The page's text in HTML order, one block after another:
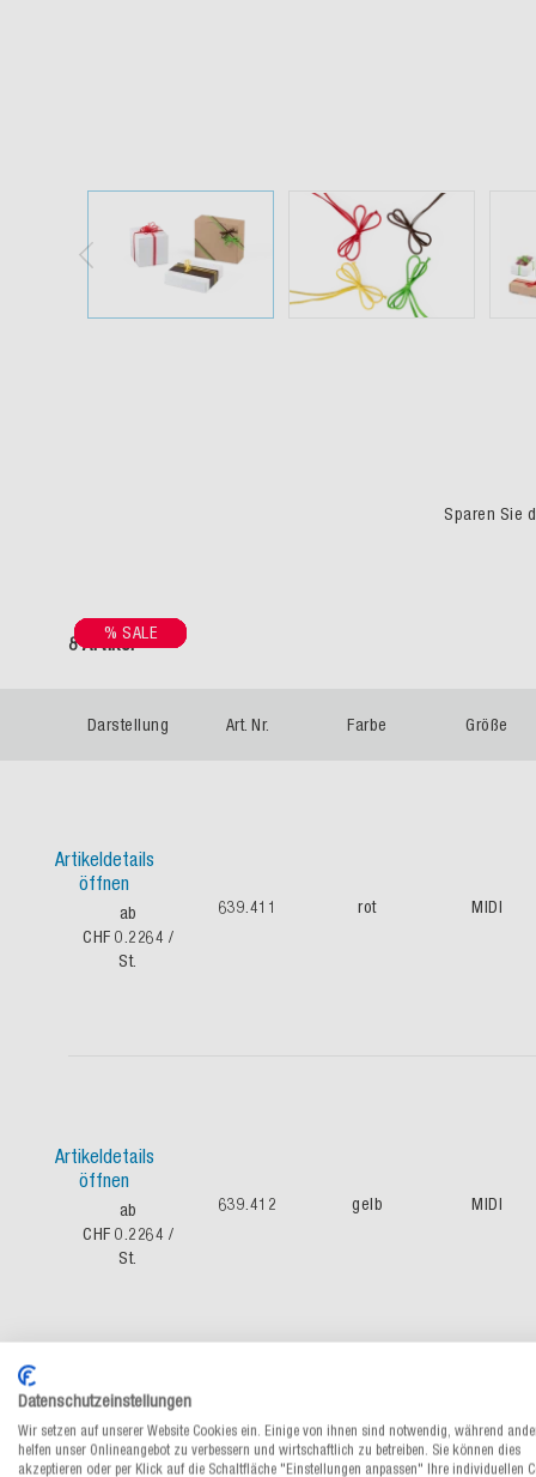
Sparen Sie
8 Artikel
Darstellung Art. Nr. Farbe Größe
% SALE
Artikeldetails
öffnen
ab
CHF 0.2264 /
St.
639.411 rot MIDI
% SALE
Artikeldetails
öffnen
ab
CHF 0.2264 /
St.
639.412 gelb MIDI
% SALE
Artikeldetails
% SALE
% SALE
% SALE
% SALE
% SALE
Datenschutzeinstellungen
Wir setzen auf unserer Website Cookies ein. Einige von ihnen sind notwendig, während
helfen unser Onlineangebot zu verbessern und wirtschaftlich zu betreiben. Sie können dies
akzeptieren oder per Klick auf die Schaltfläche "Einstellungen anpassen" Ihre individuellen